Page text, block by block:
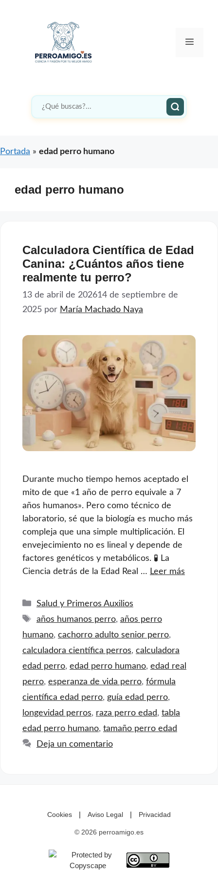
Menú
Portada » edad perro humano
edad perro humano
Calculadora Científica de Edad
Canina: ¿Cuántos años tiene
realmente tu perro?
13 de abril de 202614 de septiembre de
2025 por María Machado Naya
Durante mucho tiempo hemos aceptado el
mito de que «1 año de perro equivale a 7
años humanos». Pero como técnico de
laboratorio, sé que la biología es mucho más
compleja que una simple multiplicación. El
envejecimiento no es lineal y depende de
factores genéticos y metabólicos. 🧪 La
Ciencia detrás de la Edad Real … Leer más
Categorías
Salud y Primeros Auxilios
Etiquetas
años humanos perro, años perro
humano, cachorro adulto senior perro,
calculadora científica perros, calculadora
edad perro, edad perro humano, edad real
perro, esperanza de vida perro, fórmula
científica edad perro, guía edad perro,
longevidad perros, raza perro edad, tabla
edad perro humano, tamaño perro edad
Deja un comentario
Cookies | Aviso Legal | Privacidad
© 2026 perroamigo.es